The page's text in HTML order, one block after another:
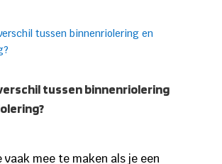
tussen binnenriolering
vaak mee te maken als je een